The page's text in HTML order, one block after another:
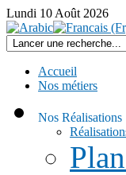
Lundi 10 Août 2026
Accueil
Nos métiers
Nos Réalisations